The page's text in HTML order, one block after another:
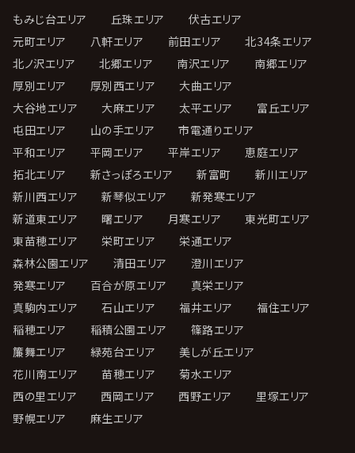
もみじ台エリア
丘珠エリア
伏古エリア
元町エリア
八軒エリア 前田エリア
北34条エリア
北ノ沢エリア
北郷エリア 南沢エリア
南郷エリア
厚別エリア
厚別西エリア
大曲エリア
大谷地エリア
大麻エリア 太平エリア
富丘エリア
屯田エリア
山の手エリア
市電通りエリア
平和エリア
平岡エリア 平岸エリア
恵庭エリア
拓北エリア
新さっぽろエリア 新富町
新川エリア
新川西エリア
新琴似エリア
新発寒エリア
新道東エリア
曙エリア 月寒エリア
東光町エリア
東苗穂エリア
栄町エリア
栄通エリア
森林公園エリア
清田エリア
澄川エリア
発寒エリア
百合が原エリア
真栄エリア
真駒内エリア
石山エリア 福井エリア
福住エリア
稲穂エリア
稲積公園エリア
篠路エリア
簾舞エリア
緑苑台エリア
美しが丘エリア
花川南エリア
苗穂エリア
菊水エリア
西の里エリア
西岡エリア 西野エリア
里塚エリア
野幌エリア
麻生エリア